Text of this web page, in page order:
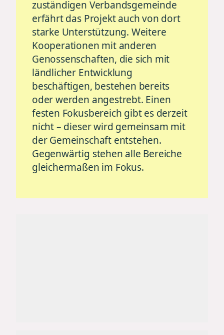
zuständigen Verbandsgemeinde
erfährt das Projekt auch von dort
starke Unterstützung. Weitere
Kooperationen mit anderen
Genossenschaften, die sich mit
ländlicher Entwicklung
beschäftigen, bestehen bereits
oder werden angestrebt. Einen
festen Fokusbereich gibt es derzeit
nicht – dieser wird gemeinsam mit
der Gemeinschaft entstehen.
Gegenwärtig stehen alle Bereiche
gleichermaßen im Fokus.